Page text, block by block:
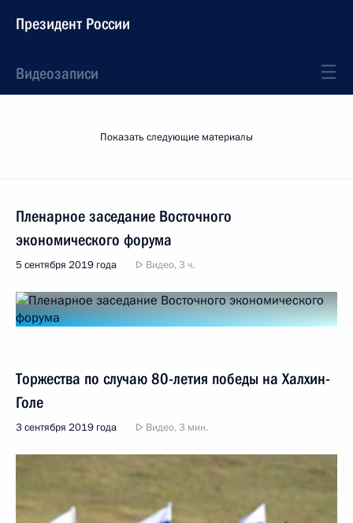
Президент России
Видеозаписи
Показать следующие материалы
Пленарное заседание Восточного
экономического форума
5 сентября 2019 года Видео, 3 ч.
Торжества по случаю 80-летия победы на Халхин-
Голе
3 сентября 2019 года Видео, 3 мин.